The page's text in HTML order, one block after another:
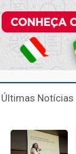
Últimas Notícias